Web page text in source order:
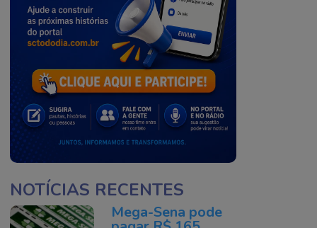
NOTÍCIAS RECENTES
Mega-Sena pode